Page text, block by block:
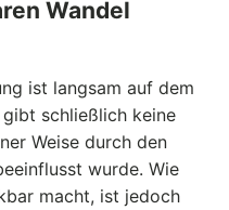
Wandel
ist langsam auf dem
schließlich keine
Weise durch den
wurde. Wie
macht, ist jedoch